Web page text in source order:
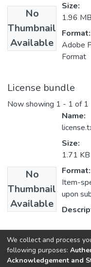
No
Thumbnail
Available
Size:
1.96 MB
Format:
Adobe
Format
License bundle
Now showing 1 - 1 of 1
No
Thumbnail
Available
Name:
Size:
1.71 KB
Format:
Item-
upon
Collections
Articles
We collect and process
following purposes:
Acknowledgement and